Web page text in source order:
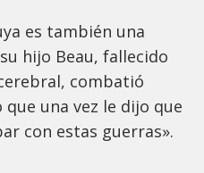
es también una
hijo Beau, fallecido
combatió
una vez le dijo que
con estas guerras».